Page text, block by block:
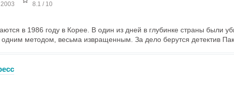
2003
8.1 / 10
в 1986 году в Корее. В один из дней в глубинке страны были
методом, весьма извращенным. За дело берутся детектив Пак